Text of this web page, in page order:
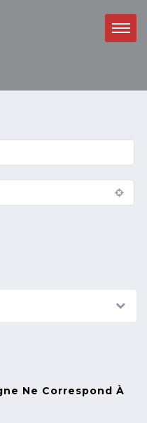
Ne Correspond À